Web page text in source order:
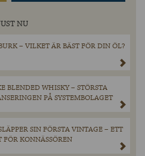
NU
– VILKET ÄR BÄST FÖR DIN ÖL?
BLENDED WHISKY – STÖRSTA
PÅ SYSTEMBOLAGET
SIN FÖRSTA VINTAGE – ETT
FÖR KONNÄSSÖREN